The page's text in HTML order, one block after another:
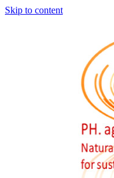
Skip to content